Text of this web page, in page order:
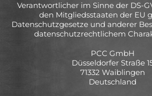
Verantwortlicher im Sinne der DS-
den Mitgliedsstaaten der EU
Datenschutzgesetze und anderer
datenschutzrechtlichem
PCC GmbH
Düsseldorfer Straße
71332 Waiblingen
Deutschland